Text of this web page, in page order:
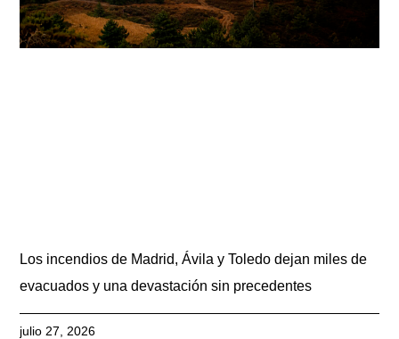
Los incendios de Madrid, Ávila y Toledo dejan miles de
evacuados y una devastación sin precedentes
julio 27, 2026